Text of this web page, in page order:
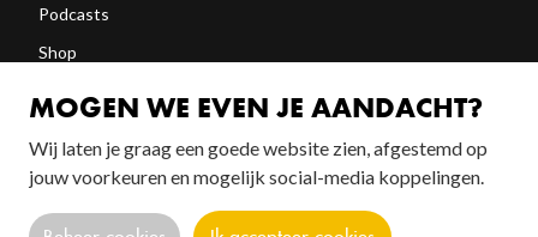
Podcasts
Shop
FOLLOW US!
MOGEN WE EVEN JE AANDACHT?
Wij laten je graag een goede website zien, afgestemd op
jouw voorkeuren en mogelijk social-media koppelingen.